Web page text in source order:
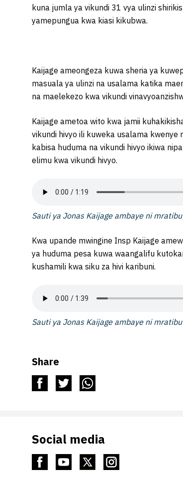
kuna jumla ya vikundi 31 vya ulinzi
yamepungua kwa kiasi kikubwa.
Kaijage ameongeza kuwa sheria ya
masuala ya ulinzi na usalama katika
na maelekezo kwa vikundi
Kaijage ametoa wito kwa jamii
vikundi hivyo ili kuweka usalama
kabisa huduma na vikundi hivyo ikiwa
elimu kwa vikundi hivyo.
Sauti ya Jonas Kaijage ambaye ni
Kwa upande mwingine Insp Kaijage
ya huduma pesa kuwa waangalifu
kushamili kwa siku za hivi karibuni.
Sauti ya Jonas Kaijage ambaye ni
Share
Social media